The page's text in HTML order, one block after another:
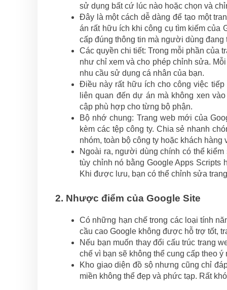
sử dụng bất cứ lúc nào hoặc chọn và
Đây là một cách dễ dàng để tạo một
án rất hữu ích khi công cụ tìm kiếm của
cấp đúng thông tin mà người dùng đang
Các quyền chi tiết: Trong mỗi phần của
như chỉ xem và cho phép chỉnh sửa.
nhu cầu sử dụng cá nhân của bạn.
Điều này rất hữu ích cho công việc
liên quan đến dự án mà không xen
cập phù hợp cho từng bộ phận.
Bộ nhớ chung: Trang web mới của
kèm các tệp công ty. Chia sẻ nhanh
nhóm, toàn bộ công ty hoặc khách
Ngoài ra, người dùng chính có thể
tùy chỉnh nó bằng Google Apps Scripts
Khi được lưu, bạn có thể chỉnh sửa
2. Nhược điểm của Google Site
Có những hạn chế trong các loại tính
cầu cao Google không được hỗ trợ tốt,
Nếu bạn muốn thay đổi cấu trúc trang
chế vì bạn sẽ không thể cung cấp theo ý
Kho giao diện đồ sộ nhưng cũng chỉ
miền không thể đẹp và phức tạp. Rất